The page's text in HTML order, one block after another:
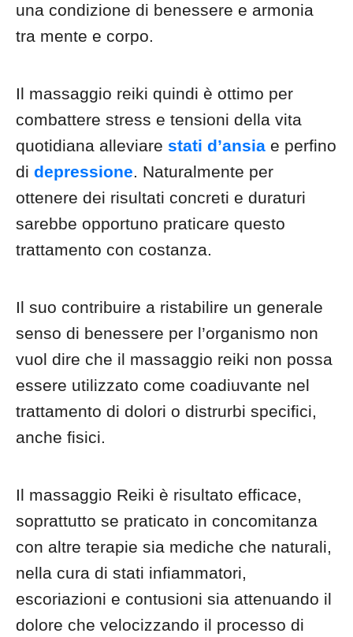
una condizione di benessere e armonia
tra mente e corpo.
Il massaggio reiki quindi è ottimo per
combattere stress e tensioni della vita
quotidiana alleviare stati d’ansia e perfino
di depressione. Naturalmente per
ottenere dei risultati concreti e duraturi
sarebbe opportuno praticare questo
trattamento con costanza.
Il suo contribuire a ristabilire un generale
senso di benessere per l’organismo non
vuol dire che il massaggio reiki non possa
essere utilizzato come coadiuvante nel
trattamento di dolori o distrurbi specifici,
anche fisici.
Il massaggio Reiki è risultato efficace,
soprattutto se praticato in concomitanza
con altre terapie sia mediche che naturali,
nella cura di stati infiammatori,
escoriazioni e contusioni sia attenuando il
dolore che velocizzando il processo di